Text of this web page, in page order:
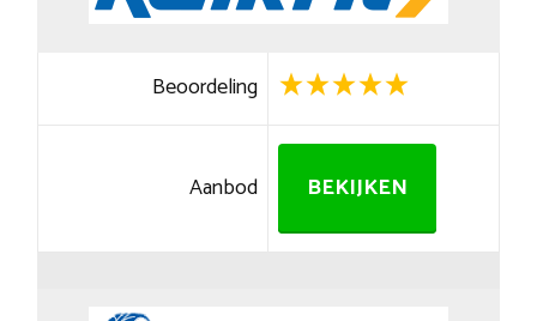
Beoordeling
Aanbod BEKIJKEN